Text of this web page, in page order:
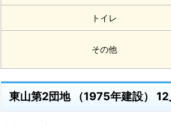
トイレ
その他
東山第2団地 （1975年建設） 12